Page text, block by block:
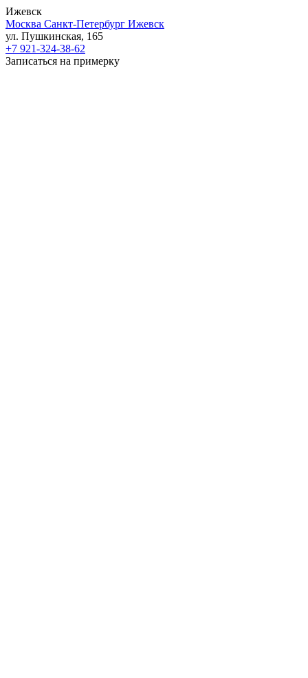
Ижевск
Москва Санкт-Петербург Ижевск
ул. Пушкинская, 165
+7 921-324-38-62
Записаться на примерку